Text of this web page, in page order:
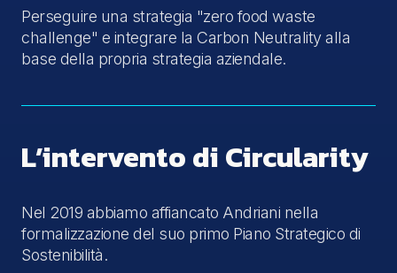
Perseguire una strategia "zero food waste
challenge" e integrare la Carbon Neutrality alla
base della propria strategia aziendale.
L’intervento di Circularity
Nel 2019 abbiamo affiancato Andriani nella
formalizzazione del suo primo Piano Strategico di
Sostenibilità.